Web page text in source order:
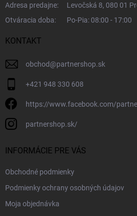
Adresa predajne:
Levočská 8, 080 01
Otváracia doba:
Po-Pia: 08:00 - 17:00
KONTAKT
obchod@partnershop.sk
+421 948 330 608
https://www.facebook.com/
partnershop.sk/
INFORMÁCIE PRE VÁS
Obchodné podmienky
Podmienky ochrany osobných údajov
Moja objednávka